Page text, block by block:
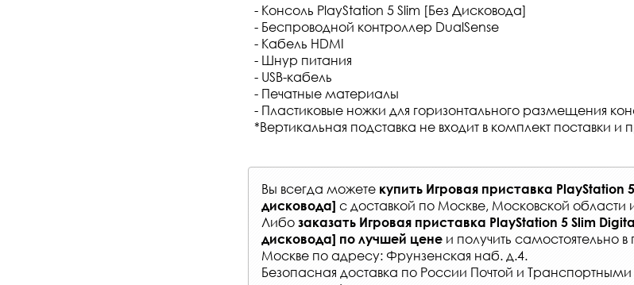
- Консоль PlayStation 5 Slim [Без Дисковода]
- Беспроводной контроллер DualSense
- Кабель HDMI
- Шнур питания
- USB-кабель
- Печатные материалы
- Пластиковые ножки для горизонтального размещения
*Вертикальная подставка не входит в комплект поставки и
Вы всегда можете купить Игровая приставка PlayStation
дисковода] с доставкой по Москве, Московской области
Либо заказать Игровая приставка PlayStation 5 Slim
дисковода] по лучшей цене и получить самостоятельно в
Москве по адресу: Фрунзенская наб. д.4.
Безопасная доставка по России Почтой и